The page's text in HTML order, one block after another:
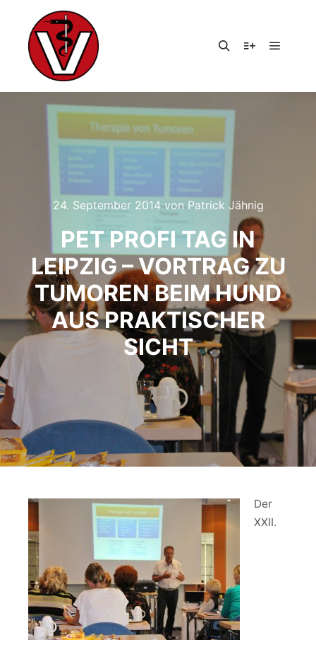
24. September 2014von Patrick Jähnig
PET PROFI TAG IN
LEIPZIG – VORTRAG ZU
TUMOREN BEIM HUND
AUS PRAKTISCHER
SICHT
Der
XXII.